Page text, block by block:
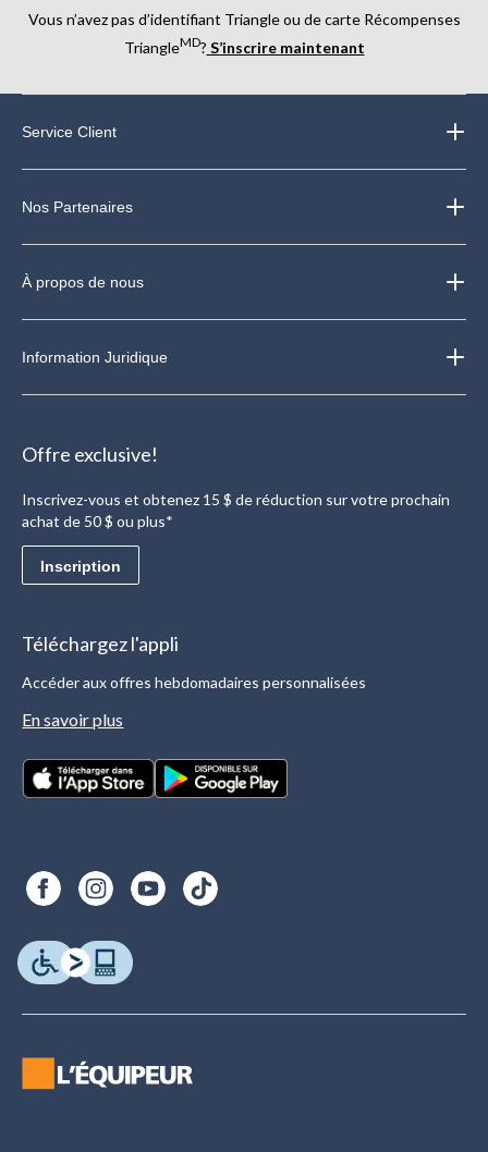
Vous n’avez pas d’identifiant Triangle ou de carte Récompenses
TriangleMD? S’inscrire maintenant
Service Client
Nos Partenaires
À propos de nous
Information Juridique
Offre exclusive!
Inscrivez-vous et obtenez 15 $ de réduction sur votre prochain
achat de 50 $ ou plus*
Inscription
Téléchargez l'appli
Accéder aux offres hebdomadaires personnalisées
En savoir plus